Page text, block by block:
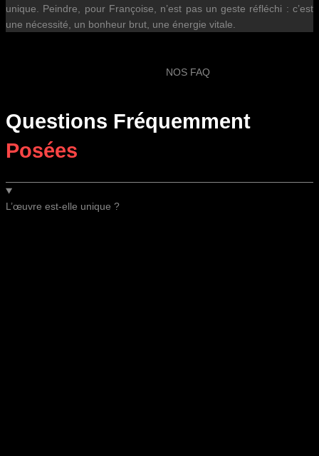
unique. Peindre, pour Françoise, n’est pas un geste réfléchi : c’est
une nécessité, un bonheur brut, une énergie vitale.
NOS FAQ
Questions Fréquemment
Posées
L’œuvre est-elle unique ?